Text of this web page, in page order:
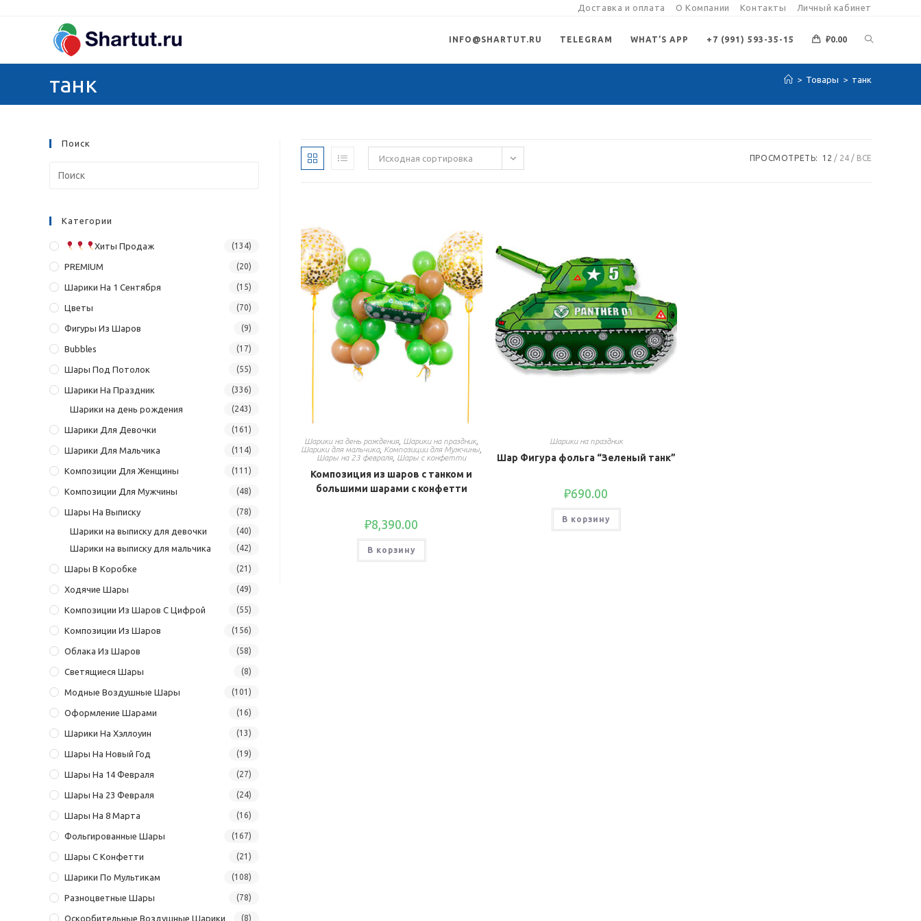
содержимому
Доставка и оплата О Компании Контакты Личный кабинет
INFO@SHARTUT.RU TELEGRAM WHAT’S APP +7 (991) 593-35-15 ₽0.00
ПОИСК
танк > Товары > танк
Исходная сортировка ПРОСМОТРЕТЬ: 12 24 ВСЕ
Шарики на день рождения, Шарики на праздник,
Шарики для мальчика, Композиции для Мужчины
Шары на 23 февраля, Шары с конфетти
Композиция из шаров с танком и
большими шарами с конфетти
₽8,390.00
В корзину
Шарики на праздник
Шар Фигура фольга “Зеленый танк”
₽690.00
В корзину
Поиск
Категории
Хиты Продаж (134)
PREMIUM (20)
Шарики На 1 Сентября (15)
Цветы (70)
Фигуры Из Шаров (9)
Bubbles (17)
Шары Под Потолок (55)
Шарики На Праздник (336)
Шарики на день рождения (243)
Шарики Для Девочки (161)
Шарики Для Мальчика (114)
Композиции Для Женщины (111)
Композиции Для Мужчины (48)
Шары На Выписку (78)
Шарики на выписку для девочки (40)
Шарики на выписку для мальчика (42)
Шары В Коробке (21)
Ходячие Шары (49)
Композиции Из Шаров С Цифрой (55)
Композиции Из Шаров (156)
Облака Из Шаров (58)
Светящиеся Шары (8)
Модные Воздушные Шары (101)
Оформление Шарами (16)
Шарики На Хэллоуин (13)
Шары На Новый Год (19)
Шары На 14 Февраля (27)
Шары На 23 Февраля (24)
Шары На 8 Марта (16)
Фольгированные Шары (167)
Шары С Конфетти (21)
Шарики По Мультикам (108)
Разноцветные Шары (78)
Оскорбительные Воздушные Шарики (8)